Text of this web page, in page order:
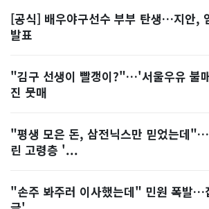
[공식] 배우야구선수 부부 탄생…지안,
발표
"김구 선생이 빨갱이?"…'서울우유 불
진 뭇매
"평생 모은 돈, 삼전닉스만 믿었는데
린 고령층 '...
"손주 봐주러 이사했는데" 민원 폭발…